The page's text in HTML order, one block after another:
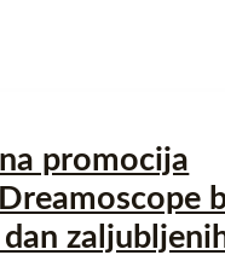
promocija
dan